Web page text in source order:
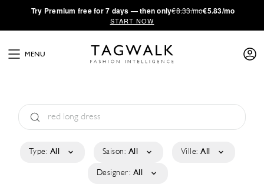
·Try Premium free for 7 days — then only€8.33/mo€5.83/mo
START NOW
MENU
Type: All Saison: All Ville: All
Designer: All